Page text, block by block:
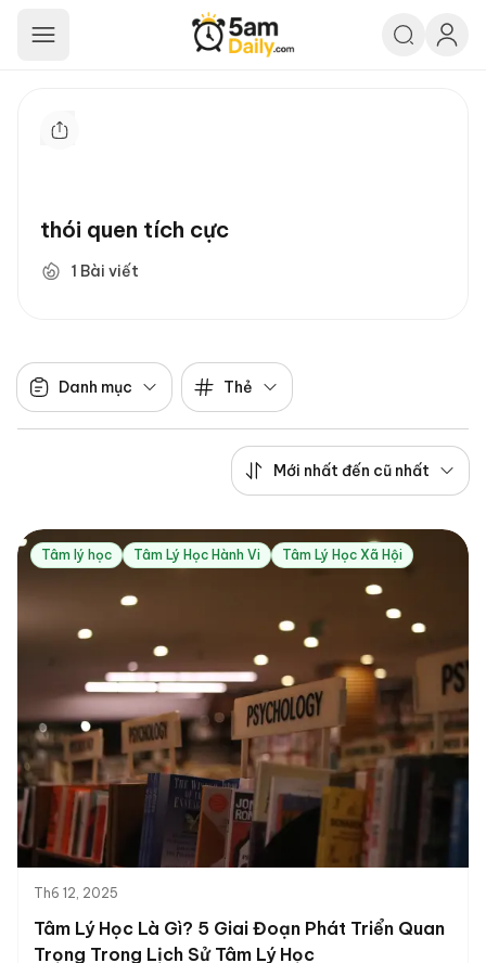
5am Daily
thói quen tích cực
1 Bài viết
Danh mục Thẻ
Mới nhất đến cũ nhất
Tâm lý học Tâm Lý Học Hành Vi Tâm Lý Học Xã Hội
Th6 12, 2025
Tâm Lý Học Là Gì? 5 Giai Đoạn Phát Triển Quan
Trọng Trong Lịch Sử Tâm Lý Học